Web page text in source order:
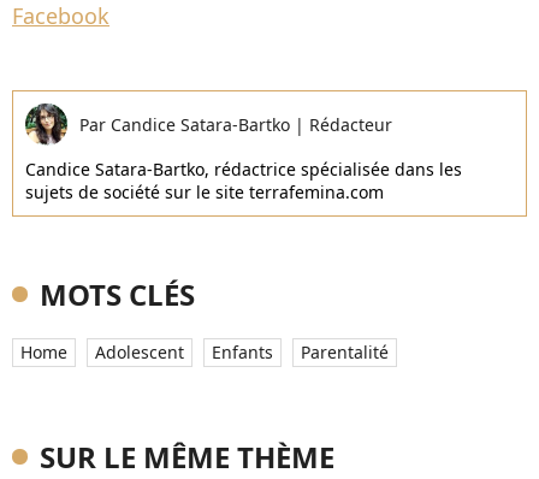
Facebook
Par Candice Satara-Bartko | Rédacteur
Candice Satara-Bartko, rédactrice spécialisée dans les
sujets de société sur le site terrafemina.com
MOTS CLÉS
Home Adolescent Enfants Parentalité
SUR LE MÊME THÈME